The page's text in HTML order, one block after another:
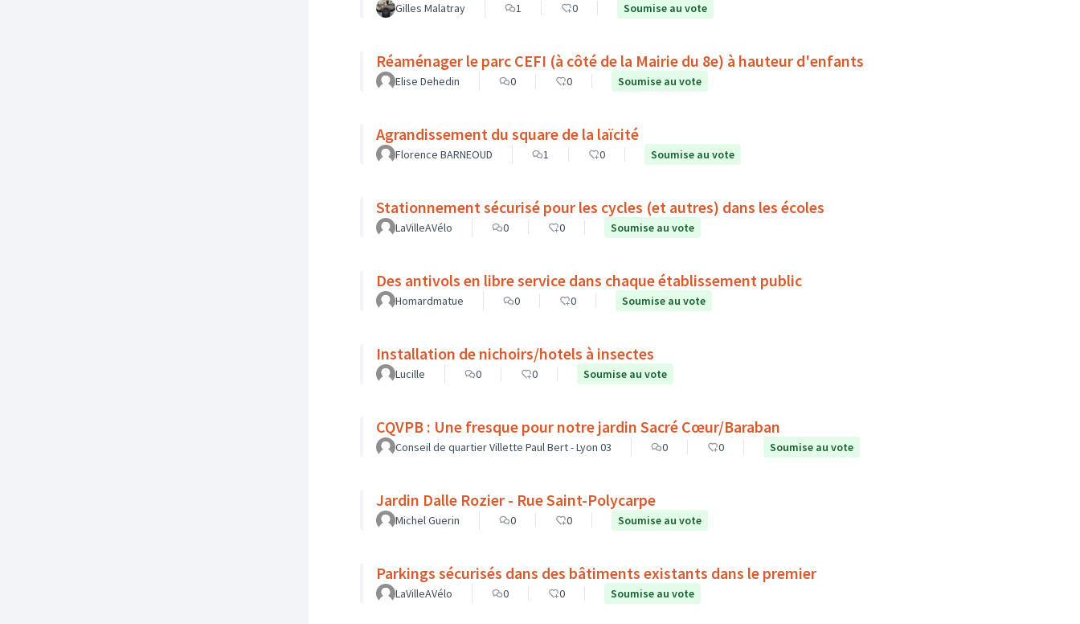
Gilles Malatray 1 0 Soumise au vote
Réaménager le parc CEFI (à côté de la Mairie du 8e) à hauteur d'enfants
Elise Dehedin 0 0 Soumise au vote
Agrandissement du square de la laïcité
Florence BARNEOUD 1 0 Soumise au vote
Stationnement sécurisé pour les cycles (et autres) dans les écoles
LaVilleAVélo 0 0 Soumise au vote
Des antivols en libre service dans chaque établissement public
Homardmatue 0 0 Soumise au vote
Installation de nichoirs/hotels à insectes
Lucille 0 0 Soumise au vote
CQVPB : Une fresque pour notre jardin Sacré Cœur/Baraban
Conseil de quartier Villette Paul Bert - Lyon 03 0 0 Soumise au vote
Jardin Dalle Rozier - Rue Saint-Polycarpe
Michel Guerin 0 0 Soumise au vote
Parkings sécurisés dans des bâtiments existants dans le premier
LaVilleAVélo 0 0 Soumise au vote